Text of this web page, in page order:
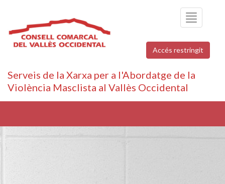
Toggle
navigation
Accés restringit
Serveis de la Xarxa per a l'Abordatge de la
Violència Masclista al Vallès Occidental